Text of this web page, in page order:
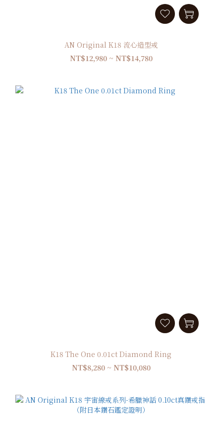
AN Original K18 流心造型戒
NT$12,980 ~ NT$14,780
K18 The One 0.01ct Diamond Ring
NT$8,280 ~ NT$10,080